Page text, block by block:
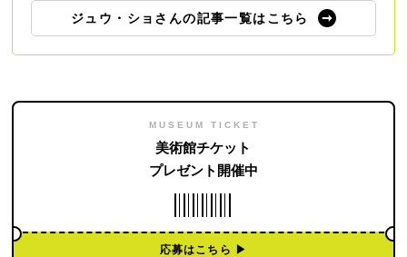
ジュウ・ショさんの記事一覧はこちら
MUSEUM TICKET
美術館チケット
プレゼント開催中
応募はこちら ▶︎